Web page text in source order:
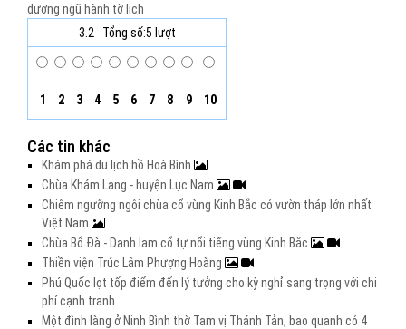
dương ngũ hành tờ lịch
3.2
Tổng số:5 lượt
1 2 3 4 5 6 7 8 9 10
Các tin khác
Khám phá du lịch hồ Hoà Bình
Chùa Khám Lạng - huyện Lục Nam
Chiêm ngưỡng ngôi chùa cổ vùng Kinh Bắc có vườn tháp lớn nhất
Việt Nam
Chùa Bổ Đà - Danh lam cổ tự nổi tiếng vùng Kinh Bắc
Thiền viện Trúc Lâm Phượng Hoàng
Phú Quốc lọt tốp điểm đến lý tưởng cho kỳ nghỉ sang trọng với chi
phí cạnh tranh
Một đình làng ở Ninh Bình thờ Tam vị Thánh Tản, bao quanh có 4